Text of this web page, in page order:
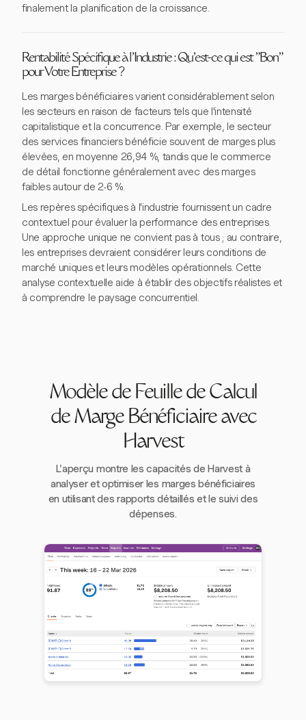
finalement la planification de la croissance.
Rentabilité Spécifique à l'Industrie : Qu'est-ce qui est "Bon"
pour Votre Entreprise ?
Les marges bénéficiaires varient considérablement selon
les secteurs en raison de facteurs tels que l'intensité
capitalistique et la concurrence. Par exemple, le secteur
des services financiers bénéficie souvent de marges plus
élevées, en moyenne 26,94 %, tandis que le commerce
de détail fonctionne généralement avec des marges
faibles autour de 2-6 %.
Les repères spécifiques à l'industrie fournissent un cadre
contextuel pour évaluer la performance des entreprises.
Une approche unique ne convient pas à tous ; au contraire,
les entreprises devraient considérer leurs conditions de
marché uniques et leurs modèles opérationnels. Cette
analyse contextuelle aide à établir des objectifs réalistes et
à comprendre le paysage concurrentiel.
Modèle de Feuille de Calcul
de Marge Bénéficiaire avec
Harvest
L'aperçu montre les capacités de Harvest à
analyser et optimiser les marges bénéficiaires
en utilisant des rapports détaillés et le suivi des
dépenses.